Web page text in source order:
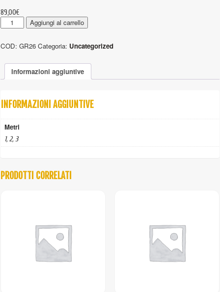
89,00€
GR26
-
girevole
Aggiungi al carrello
COD: GR26 Categoria: Uncategorized
Informazioni aggiuntive
INFORMAZIONI AGGIUNTIVE
Metri
1, 2, 3
PRODOTTI CORRELATI